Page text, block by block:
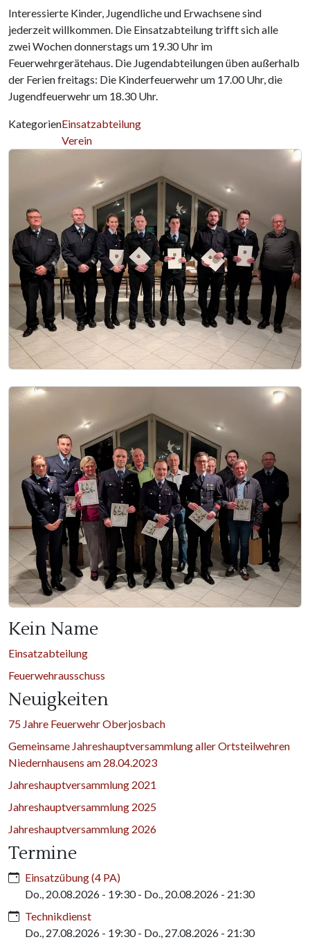
Interessierte Kinder, Jugendliche und Erwachsene sind
jederzeit willkommen. Die Einsatzabteilung trifft sich alle
zwei Wochen donnerstags um 19.30 Uhr im
Feuerwehrgerätehaus. Die Jugendabteilungen üben außerhalb
der Ferien freitags: Die Kinderfeuerwehr um 17.00 Uhr, die
Jugendfeuerwehr um 18.30 Uhr.
KategorienEinsatzabteilung
Verein
Kein Name
Einsatzabteilung
Feuerwehrausschuss
Neuigkeiten
75 Jahre Feuerwehr Oberjosbach
Gemeinsame Jahreshauptversammlung aller Ortsteilwehren
Niedernhausens am 28.04.2023
Jahreshauptversammlung 2021
Jahreshauptversammlung 2025
Jahreshauptversammlung 2026
Termine
Einsatzübung (4 PA)
Do., 20.08.2026 - 19:30- Do., 20.08.2026 - 21:30
Technikdienst
Do., 27.08.2026 - 19:30- Do., 27.08.2026 - 21:30